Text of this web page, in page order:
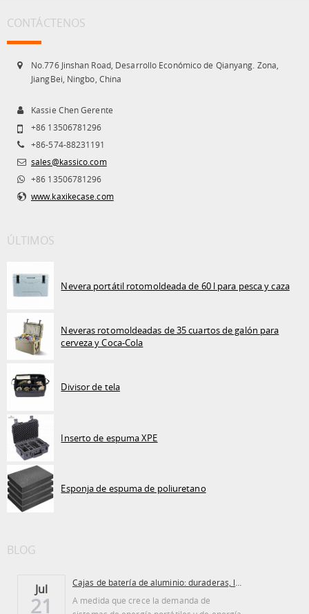
CONTÁCTENOS
No.776 Jinshan Road, Desarrollo Económico de Qianyang. Zona,
JiangBei, Ningbo, China
Kassie Chen Gerente
+86 13506781296
+86-574-88231191
sales@kassico.com
+86 13506781296
www.kaxikecase.com
ÚLTIMOS
Nevera portátil rotomoldeada de 60 l para pesca y caza
Neveras rotomoldeadas de 35 cuartos de galón para
cerveza y Coca-Cola
Divisor de tela
Inserto de espuma XPE
Esponja de espuma de poliuretano
BLOG
Jul
21
A medida que crece la demanda de